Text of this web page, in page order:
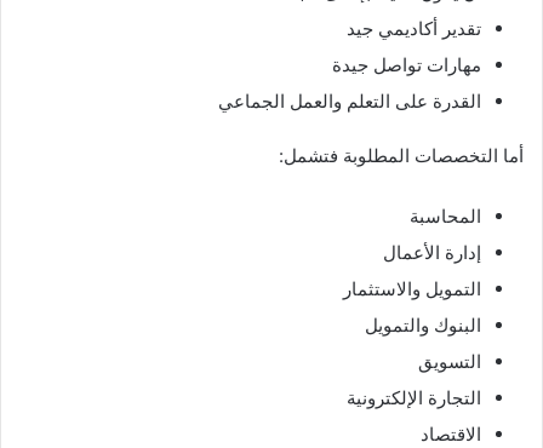
تقدير أكاديمي جيد
مهارات تواصل جيدة
القدرة على التعلم والعمل الجماعي
أما التخصصات المطلوبة فتشمل:
المحاسبة
إدارة الأعمال
التمويل والاستثمار
البنوك والتمويل
التسويق
التجارة الإلكترونية
الاقتصاد